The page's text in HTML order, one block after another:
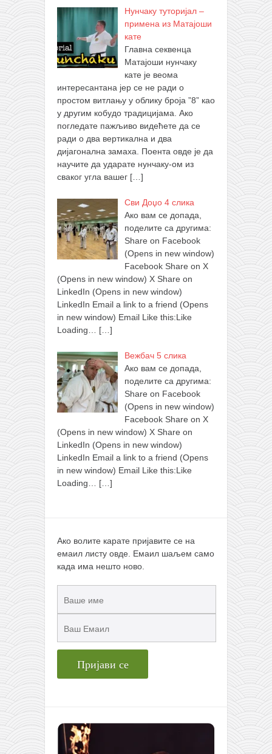
Нунчаку туторијал –
примена из Матајоши
кате
Главна секвенца
Матајоши нунчаку
кате је веома
интересантана јер се не ради о
простом витлању у облику броја ”8” као
у другим кобудо традицијама. Ако
погледате пажљиво видећете да се
ради о два вертикална и два
дијагонална замаха. Поента овде је да
научите да ударате нунчаку-ом из
сваког угла вашег […]
Сви Доџо 4 слика
Ако вам се допада,
поделите са другима:
Share on Facebook
(Opens in new window)
Facebook Share on X
(Opens in new window) X Share on
LinkedIn (Opens in new window)
LinkedIn Email a link to a friend (Opens
in new window) Email Like this:Like
Loading…
[…]
Вежбач 5 слика
Ако вам се допада,
поделите са другима:
Share on Facebook
(Opens in new window)
Facebook Share on X
(Opens in new window) X Share on
LinkedIn (Opens in new window)
LinkedIn Email a link to a friend (Opens
in new window) Email Like this:Like
Loading…
[…]
Ако волите карате пријавите се на
емаил листу овде. Емаил шаљем само
када има нешто ново.